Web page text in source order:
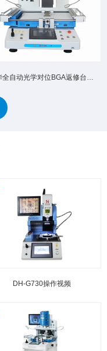
鼎华全自动光学对位BGA返修台DH‑A4 自动拆卸焊接自动回收...
DH-G730操作视频